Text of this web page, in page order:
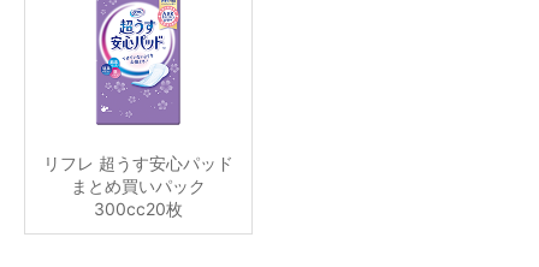
リフレ 超うす安心パッド
まとめ買いパック
300cc20枚